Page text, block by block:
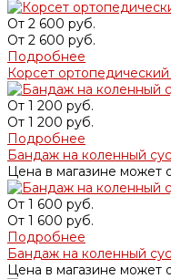
От 2 600 руб.
От 2 600 руб.
Подробнее
Корсет
От 1 200 руб.
От 1 200 руб.
Подробнее
Бандаж на коленный
Цена в магазине может
От 1 600 руб.
От 1 600 руб.
Подробнее
Бандаж на коленный
Цена в магазине может